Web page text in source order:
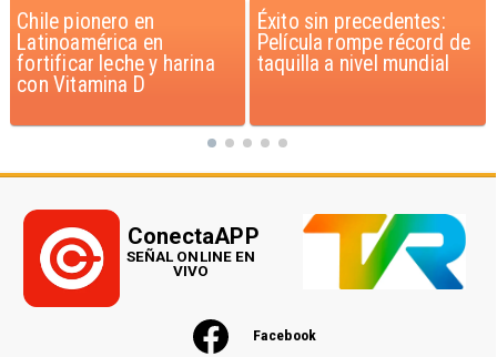
Éxito sin precedentes:
Película rompe récord de
taquilla a nivel mundial
Corte Suprema confirma
pago de $1.000 millones
por caso ProCultura
Facebook
ConectaAPP
SEÑAL ONLINE EN
VIVO